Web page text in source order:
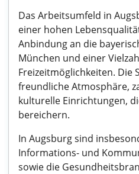
Das Arbeitsumfeld in
einer hohen
Anbindung an die
München und einer
Freizeitmöglichkeiten. Die
freundliche Atmosphäre,
kulturelle Einrichtungen,
bereichern.
In Augsburg sind
Informations- und
sowie die